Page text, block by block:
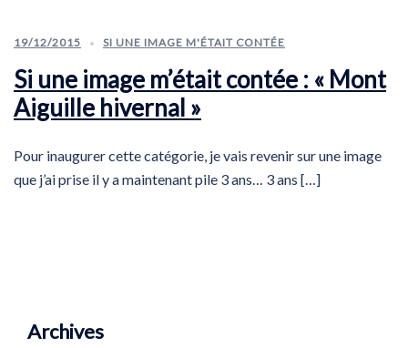
19/12/2015 SI UNE IMAGE M'ÉTAIT CONTÉE
Si une image m’était contée : « Mont
Aiguille hivernal »
Pour inaugurer cette catégorie, je vais revenir sur une image
que j’ai prise il y a maintenant pile 3 ans… 3 ans […]
Archives